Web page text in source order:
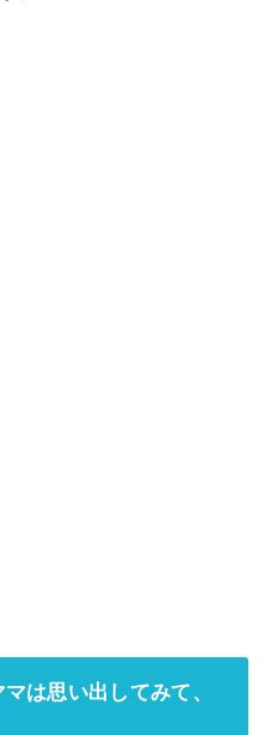
は思い出してみて、